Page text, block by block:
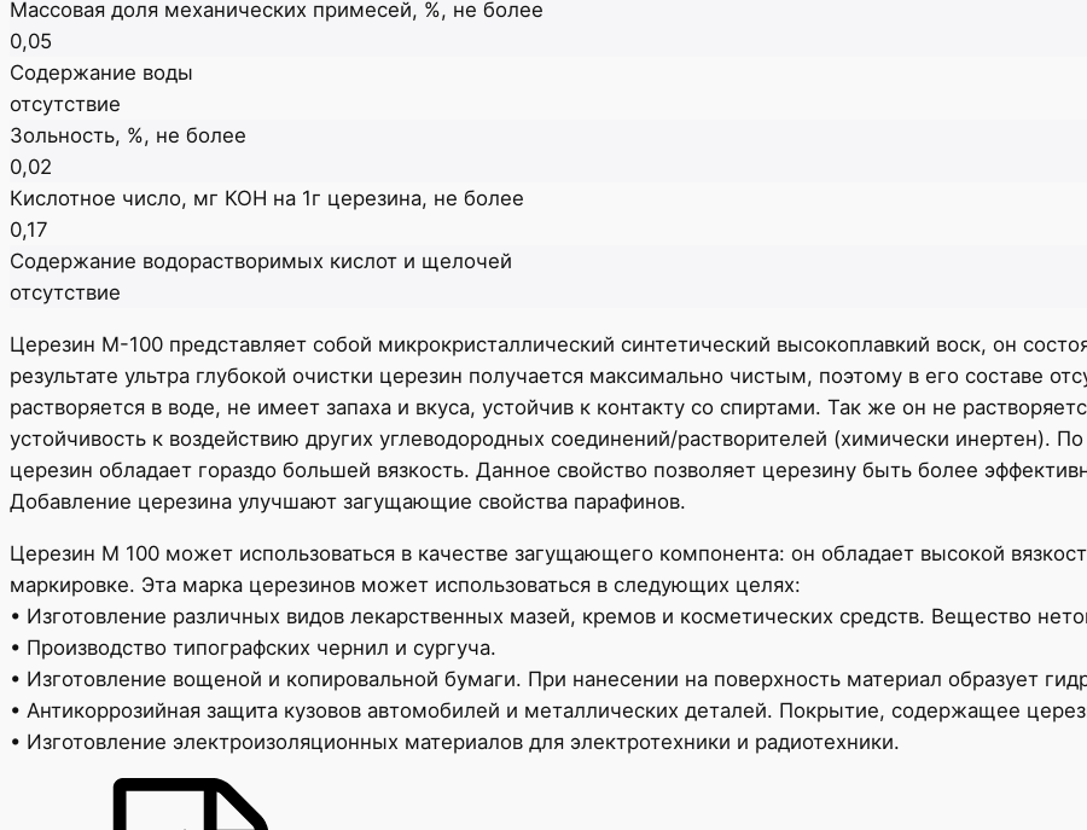
Массовая доля механических примесей, %, не более
0,05
Содержание воды
отсутствие
Зольность, %, не более
0,02
Кислотное число, мг КОН на 1г церезина, не более
0,17
Содержание водорастворимых кислот и щелочей
отсутствие
Церезин М-100 представляет собой микрокристаллический синтетический высокоплавкий воск, он
результате ультра глубокой очистки церезин получается максимально чистым, поэтому в его составе
растворяется в воде, не имеет запаха и вкуса, устойчив к контакту со спиртами. Так же он не
устойчивость к воздействию других углеводородных соединений/растворителей (химически инертен).
церезин обладает гораздо большей вязкость. Данное свойство позволяет церезину быть более
Добавление церезина улучшают загущающие свойства парафинов.
Церезин М 100 может использоваться в качестве загущающего компонента: он обладает высокой
маркировке. Эта марка церезинов может использоваться в следующих целях:
• Изготовление различных видов лекарственных мазей, кремов и косметических средств. Вещество
• Производство типографских чернил и сургуча.
• Изготовление вощеной и копировальной бумаги. При нанесении на поверхность материал образует
• Антикоррозийная защита кузовов автомобилей и металлических деталей. Покрытие, содержащее
• Изготовление электроизоляционных материалов для электротехники и радиотехники.